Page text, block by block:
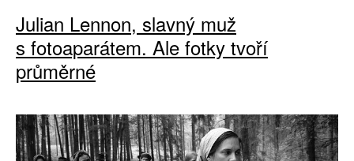
Julian Lennon, slavný muž
s fotoaparátem. Ale fotky tvoří
průměrné